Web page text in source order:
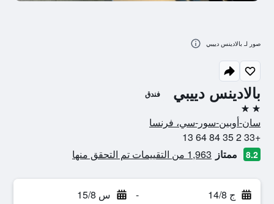
بالادينس دييبي فندق
2 نجمتين
سان-أوبين-سور-سي، فرنسا
+33 2 35 84 64 13
8.2 ممتاز 1,963 من التقييمات تم التحقق منها
ج 14/8 - س 15/8
صور لـ بالادينس دييبي